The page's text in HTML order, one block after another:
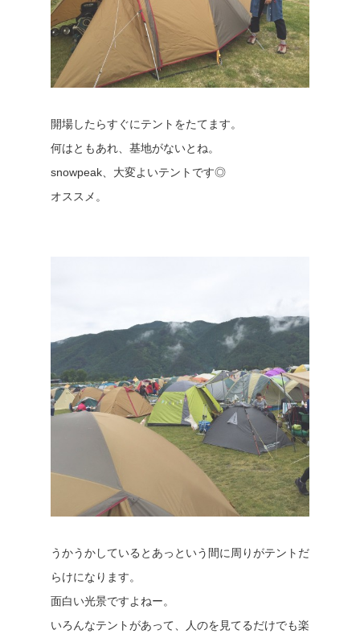
開場したらすぐにテントをたてます。
何はともあれ、基地がないとね。
snowpeak、大変よいテントです◎
オススメ。
うかうかしているとあっという間に周りがテントだ
らけになります。
面白い光景ですよねー。
いろんなテントがあって、人のを見てるだけでも楽